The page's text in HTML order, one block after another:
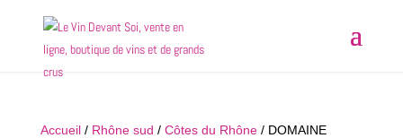
Accueil/ Rhône sud / Côtes du Rhône/ DOMAINE